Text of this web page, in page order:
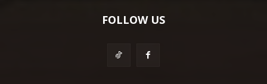
FOLLOW US